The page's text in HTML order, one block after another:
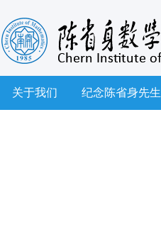
关于我们 纪念陈省身先生